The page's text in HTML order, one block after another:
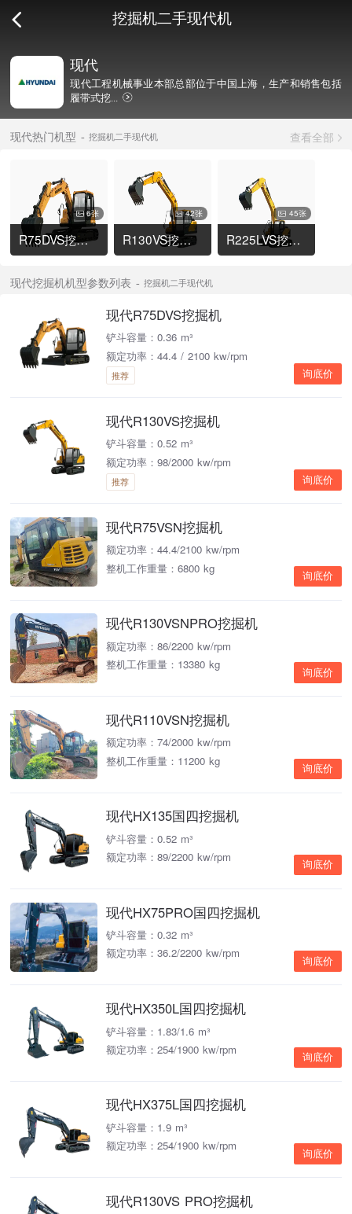
挖掘机二手现代机
现代
现代工程机械事业本部总部位于中国上海，生产和销售包括
履带式挖...
现代热门机型 挖掘机二手现代机 查看全部
6张
R75DVS挖掘机
42张
R130VS挖掘机
45张
R225LVS挖掘机
现代挖掘机机型参数列表 挖掘机二手现代机
现代R75DVS挖掘机
铲斗容量：0.36 m³
额定功率：44.4 / 2100 kw/rpm
推荐 询底价
现代R130VS挖掘机
铲斗容量：0.52 m³
额定功率：98/2000 kw/rpm
推荐 询底价
现代R75VSN挖掘机
额定功率：44.4/2100 kw/rpm
整机工作重量：6800 kg
询底价
现代R130VSNPRO挖掘机
额定功率：86/2200 kw/rpm
整机工作重量：13380 kg
询底价
现代R110VSN挖掘机
额定功率：74/2000 kw/rpm
整机工作重量：11200 kg
询底价
现代HX135国四挖掘机
铲斗容量：0.52 m³
额定功率：89/2200 kw/rpm
询底价
现代HX75PRO国四挖掘机
铲斗容量：0.32 m³
额定功率：36.2/2200 kw/rpm
询底价
现代HX350L国四挖掘机
铲斗容量：1.83/1.6 m³
额定功率：254/1900 kw/rpm
询底价
现代HX375L国四挖掘机
铲斗容量：1.9 m³
额定功率：254/1900 kw/rpm
询底价
现代R130VS PRO挖掘机